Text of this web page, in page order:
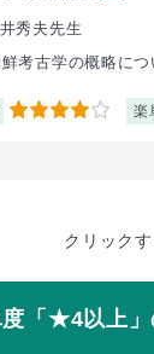
秀夫先生
考古学の概略につ
4 楽
クリック
「★4以上」